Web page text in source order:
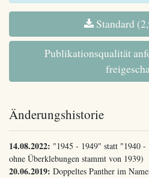
Standard
Publikationsqualität
Änderungshistorie
14.08.2022: "1945 - 1949" statt "1940
ohne Überklebungen stammt von 1939)
20.06.2019: Doppeltes Panther im